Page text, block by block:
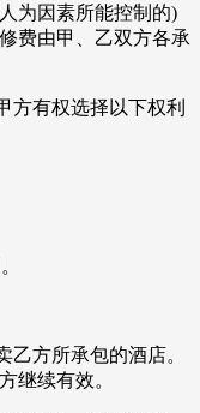
为因素所能控制的)
费由甲、乙双方各承
方有权选择以下权利
乙方所承包的酒店。
继续有效。